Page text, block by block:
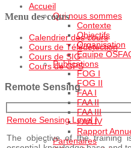
Accueil
Qui nous sommes
Contexte
Objectifs
Organisation
Equipe
Publications
FOG I
FOG II
FAA I
FAA II
FAA III
FAA IV
Rapport
Partenaires
Menu des cours
Calendrier des cours
Cours de Télédétection
Cours de SIG
Cours de GPS
Remote Sensing
Remote Sensing Level I
The objective of the training